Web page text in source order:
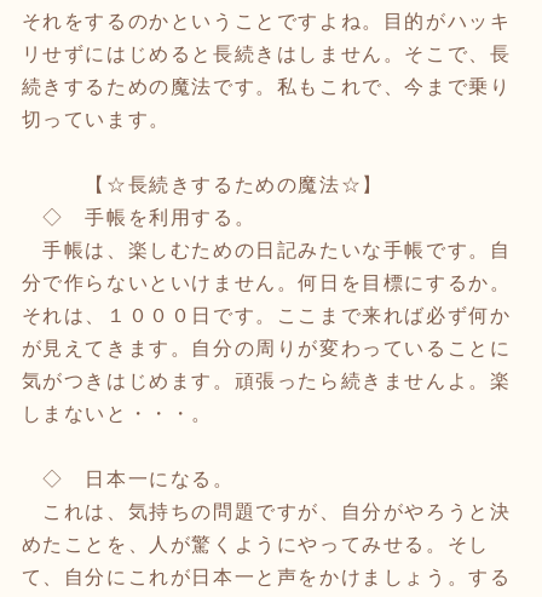
それをするのかということですよね。目的がハッキ
リせずにはじめると長続きはしません。そこで、長
続きするための魔法です。私もこれで、今まで乗り
切っています。
【☆長続きするための魔法☆】
◇ 手帳を利用する。
手帳は、楽しむための日記みたいな手帳です。自
分で作らないといけません。何日を目標にするか。
それは、１０００日です。ここまで来れば必ず何か
が見えてきます。自分の周りが変わっていることに
気がつきはじめます。頑張ったら続きませんよ。楽
しまないと・・・。
◇ 日本一になる。
これは、気持ちの問題ですが、自分がやろうと決
めたことを、人が驚くようにやってみせる。そし
て、自分にこれが日本一と声をかけましょう。する